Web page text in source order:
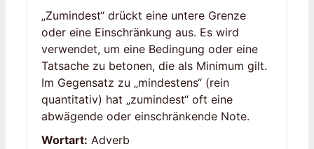
„Zumindest“ drückt eine untere Grenze
oder eine Einschränkung aus. Es wird
verwendet, um eine Bedingung oder eine
Tatsache zu betonen, die als Minimum gilt.
Im Gegensatz zu „mindestens“ (rein
quantitativ) hat „zumindest“ oft eine
abwägende oder einschränkende Note.
Wortart: Adverb